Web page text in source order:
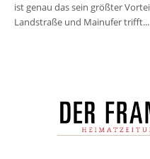
ist genau das sein größter
Landstraße und Mainufer trifft...